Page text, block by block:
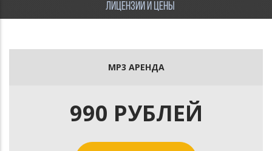
ЛИЦЕНЗИИ И ЦЕНЫ
MP3 АРЕНДА
990 РУБЛЕЙ